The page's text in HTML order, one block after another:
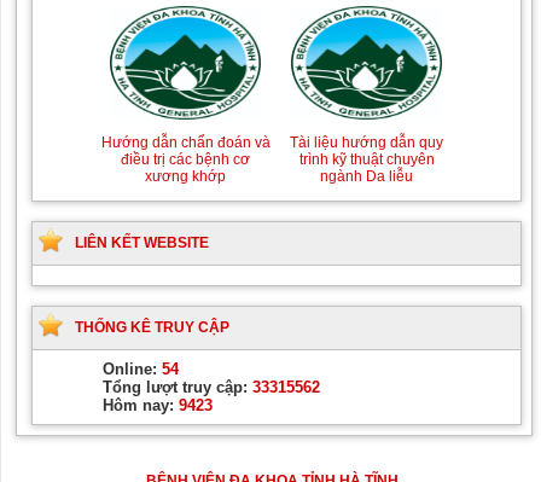
ứng-miễn dịch lâm sàng
Hướng dẫn chẩn đoán và
xương khớp
Hướng dẫn quy trình kỹ
thuật Chuyên khoa Phẫu
thuật Tiết niệu
Tài liệu hướng dẫn quy
ngành Da liễu
Hướng dẫn Quy trình kỹ
thuật Nhi khoa
LIÊN KẾT WEBSITE
THỐNG KÊ TRUY CẬP
Online: 54
Tổng lượt truy cập: 33315562
Hôm nay: 9423